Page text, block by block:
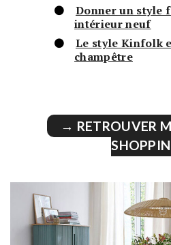
Donner un style
intérieur neuf
Le style Kinfolk
champêtre
→ RETROUVER